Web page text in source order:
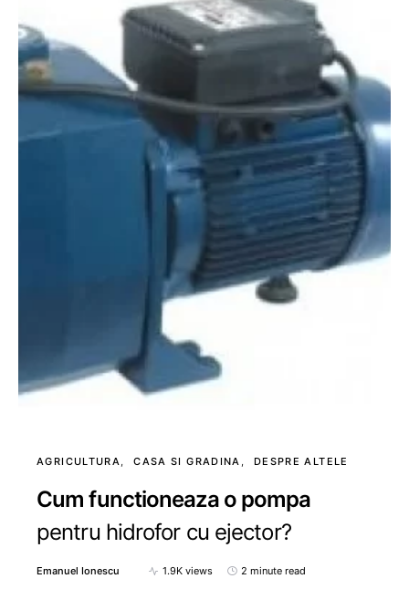
AGRICULTURA CASA SI GRADINA DESPRE ALTELE
Cum functioneaza o pompa
pentru hidrofor cu ejector?
Emanuel Ionescu 1.9K views 2 minute read